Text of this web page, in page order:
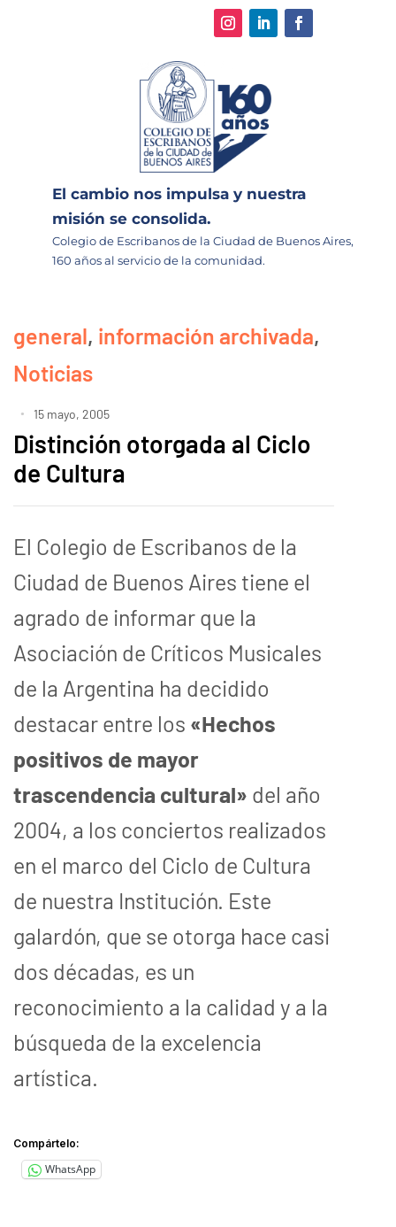
El cambio nos impulsa y nuestra
misión se consolida.
Colegio de Escribanos de la Ciudad de Buenos Aires,
160 años al servicio de la comunidad.
general, información archivada,
Noticias
15 mayo, 2005
Distinción otorgada al Ciclo
de Cultura
El Colegio de Escribanos de la
Ciudad de Buenos Aires tiene el
agrado de informar que la
Asociación de Críticos Musicales
de la Argentina ha decidido
destacar entre los «Hechos
positivos de mayor
trascendencia cultural» del año
2004, a los conciertos realizados
en el marco del Ciclo de Cultura
de nuestra Institución. Este
galardón, que se otorga hace casi
dos décadas, es un
reconocimiento a la calidad y a la
búsqueda de la excelencia
artística.
Compártelo:
WhatsApp